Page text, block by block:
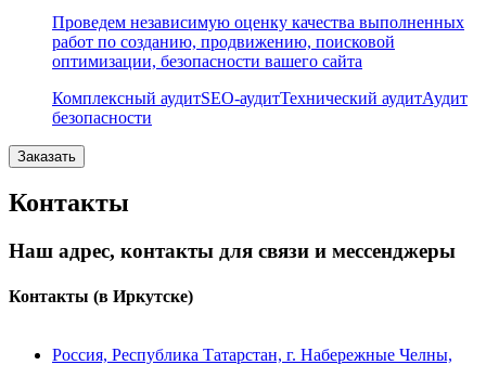
Проведем независимую оценку качества выполненных
работ по созданию, продвижению, поисковой
оптимизации, безопасности вашего сайта
Комплексный аудитSEO-аудитТехнический аудитАудит
безопасности
Заказать
Контакты
Наш адрес, контакты для связи и мессенджеры
Контакты (в Иркутске)
Россия, Республика Татарстан, г. Набережные Челны,